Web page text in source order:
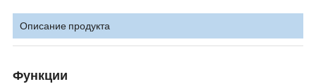
Описание продукта
Функции